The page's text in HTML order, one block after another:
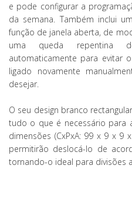
e pode configurar a
da semana. Também inclui
função de janela aberta, de
uma queda repentina
automaticamente para evitar
ligado novamente
desejar.
O seu design branco
tudo o que é necessário para
dimensões (CxPxA: 99 x 9 x 9
permitirão deslocá-lo de
tornando-o ideal para divisões